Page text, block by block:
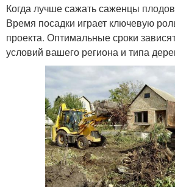
Когда лучше сажать саженцы
Время посадки играет ключевую
проекта. Оптимальные сроки
условий вашего региона и типа